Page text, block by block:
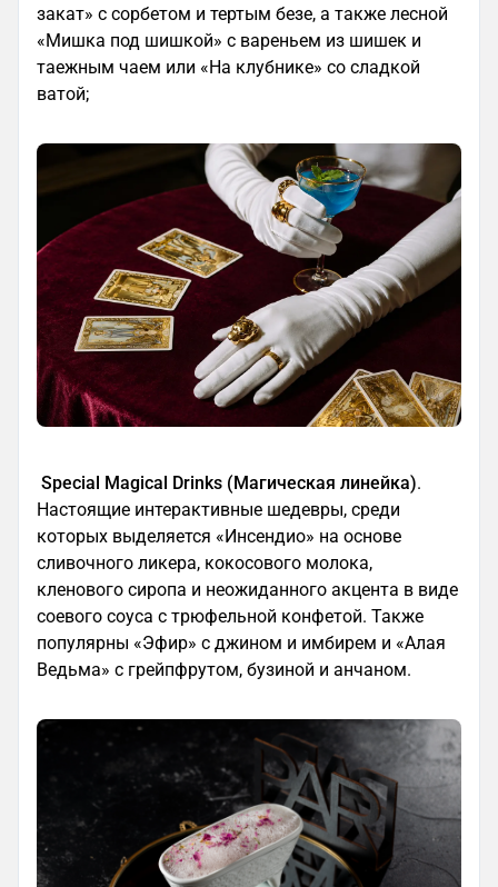
закат» с сорбетом и тертым безе, а также лесной
«Мишка под шишкой» с вареньем из шишек и
таежным чаем или «На клубнике» со сладкой
ватой;
Special Magical Drinks (Магическая линейка).
Настоящие интерактивные шедевры, среди
которых выделяется «Инсендио» на основе
сливочного ликера, кокосового молока,
кленового сиропа и неожиданного акцента в виде
соевого соуса с трюфельной конфетой. Также
популярны «Эфир» с джином и имбирем и «Алая
Ведьма» с грейпфрутом, бузиной и анчаном.